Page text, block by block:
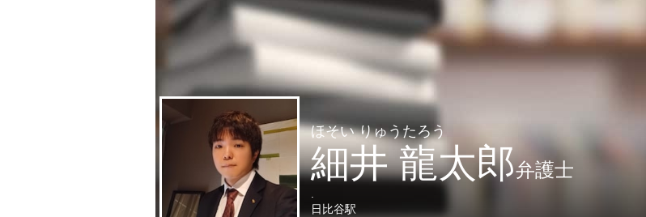
ほそい りゅうたろう
細井 龍太郎弁護士
.
日比谷駅